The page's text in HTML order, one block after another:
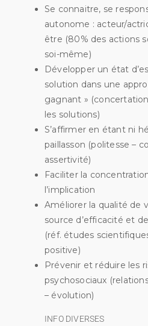
Se connaitre, se
autonome : acteur/
être (80% des actions
soi-même)
Développer un état
solution dans une
gagnant »
les solutions)
S’affirmer en étant ni
paillasson (politesse –
assertivité)
Faciliter la
l’implication
Améliorer la qualité de
source d’efficacité et
(réf. études
positive)
Prévenir et réduire les
psychosociaux
– évolution)
INFO DIVERSES